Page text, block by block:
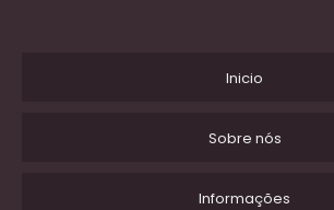
Inicio
Sobre nós
Informações